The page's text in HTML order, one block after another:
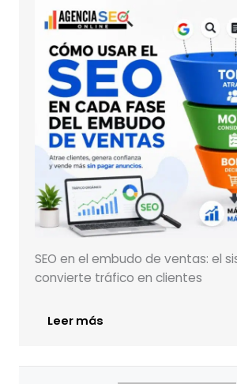
SEO en el embudo de ventas: el
convierte tráfico en clientes
Leer más